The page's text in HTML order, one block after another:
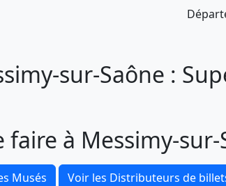
sur-Saône :
faire à Messimy-sur-
Musés Voir les Distributeurs de